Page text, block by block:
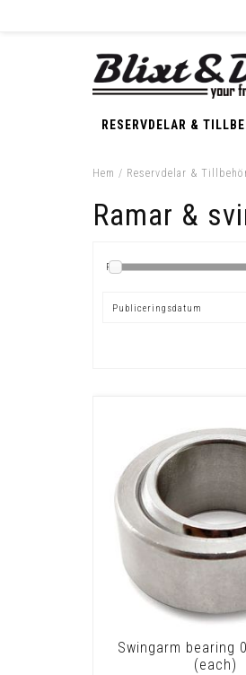
RESERVDELAR &
Hem / Reservdelar &
Ramar &
Publiceringsdatum
Pris
Swingarm bearing
(each)